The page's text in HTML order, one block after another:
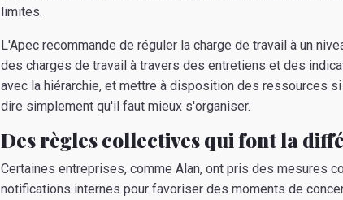
limites.
L'Apec recommande de réguler la charge de travail à un
des charges de travail à travers des entretiens et des
avec la hiérarchie, et mettre à disposition des ressources
dire simplement qu'il faut mieux s'organiser.
Des règles collectives qui font la
Certaines entreprises, comme Alan, ont pris des mesures
notifications internes pour favoriser des moments de